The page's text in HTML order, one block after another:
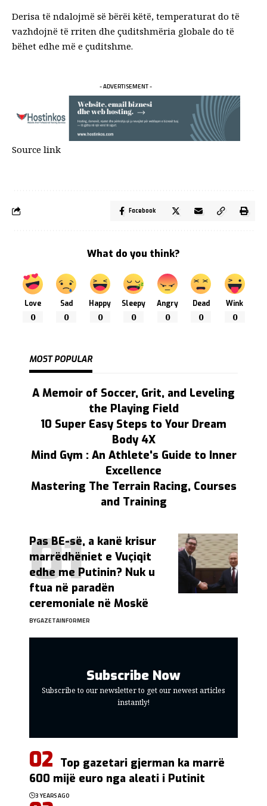
Derisa të ndalojmë së bërëi këtë, temperaturat do të
vazhdojnë të rriten dhe çuditshmëria globale do të
bëhet edhe më e çuditshme.
- ADVERTISEMENT -
Source link
Facebook
What do you think?
Love
0
Sad
0
Happy
0
Sleepy
0
Angry
0
Dead
0
Wink
0
MOST POPULAR
A Memoir of Soccer, Grit, and Leveling
the Playing Field
10 Super Easy Steps to Your Dream
Body 4X
Mind Gym : An Athlete's Guide to Inner
Excellence
Mastering The Terrain Racing, Courses
and Training
Pas BE-së, a kanë krisur
marrëdhëniet e Vuçiqit
edhe me Putinin? Nuk u
ftua në paradën
ceremoniale në Moskë
BYGAZETAINFORMER
Subscribe Now
Subscribe to our newsletter to get our newest articles
instantly!
Top gazetari gjerman ka marrë
600 mijë euro nga aleati i Putinit
3 YEARS AGO